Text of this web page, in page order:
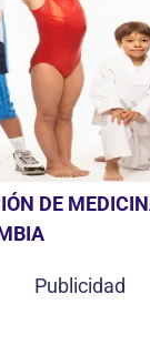
DE
Publicidad